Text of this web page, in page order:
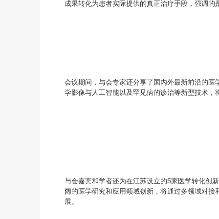
成果转化为患者实际提供的真正治疗手段，强调的
会议期间，与会专家还分享了国内外最新前沿的
学影像与人工智能以及罕见病的诊治等新型技术
与会嘉宾和学者还为在江苏设立的5家医学转化创
阔的医学研究和应用领域创新，将通过多领域对
展。